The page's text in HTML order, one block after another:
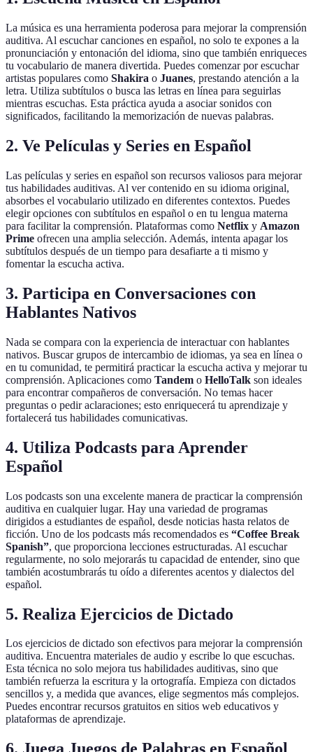
La música es una herramienta poderosa para mejorar la comprensión
auditiva. Al escuchar canciones en español, no solo te expones a la
pronunciación y entonación del idioma, sino que también enriqueces
tu vocabulario de manera divertida. Puedes comenzar por escuchar
artistas populares como Shakira o Juanes, prestando atención a la
letra. Utiliza subtítulos o busca las letras en línea para seguirlas
mientras escuchas. Esta práctica ayuda a asociar sonidos con
significados, facilitando la memorización de nuevas palabras.
2. Ve Películas y Series en Español
Las películas y series en español son recursos valiosos para mejorar
tus habilidades auditivas. Al ver contenido en su idioma original,
absorbes el vocabulario utilizado en diferentes contextos. Puedes
elegir opciones con subtítulos en español o en tu lengua materna
para facilitar la comprensión. Plataformas como Netflix y Amazon
Prime ofrecen una amplia selección. Además, intenta apagar los
subtítulos después de un tiempo para desafiarte a ti mismo y
fomentar la escucha activa.
3. Participa en Conversaciones con
Hablantes Nativos
Nada se compara con la experiencia de interactuar con hablantes
nativos. Buscar grupos de intercambio de idiomas, ya sea en línea o
en tu comunidad, te permitirá practicar la escucha activa y mejorar tu
comprensión. Aplicaciones como Tandem o HelloTalk son ideales
para encontrar compañeros de conversación. No temas hacer
preguntas o pedir aclaraciones; esto enriquecerá tu aprendizaje y
fortalecerá tus habilidades comunicativas.
4. Utiliza Podcasts para Aprender
Español
Los podcasts son una excelente manera de practicar la comprensión
auditiva en cualquier lugar. Hay una variedad de programas
dirigidos a estudiantes de español, desde noticias hasta relatos de
ficción. Uno de los podcasts más recomendados es “Coffee Break
Spanish”, que proporciona lecciones estructuradas. Al escuchar
regularmente, no solo mejorarás tu capacidad de entender, sino que
también acostumbrarás tu oído a diferentes acentos y dialectos del
español.
5. Realiza Ejercicios de Dictado
Los ejercicios de dictado son efectivos para mejorar la comprensión
auditiva. Encuentra materiales de audio y escribe lo que escuchas.
Esta técnica no solo mejora tus habilidades auditivas, sino que
también refuerza la escritura y la ortografía. Empieza con dictados
sencillos y, a medida que avances, elige segmentos más complejos.
Puedes encontrar recursos gratuitos en sitios web educativos y
plataformas de aprendizaje.